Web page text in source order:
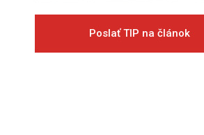
Poslať TIP na článok